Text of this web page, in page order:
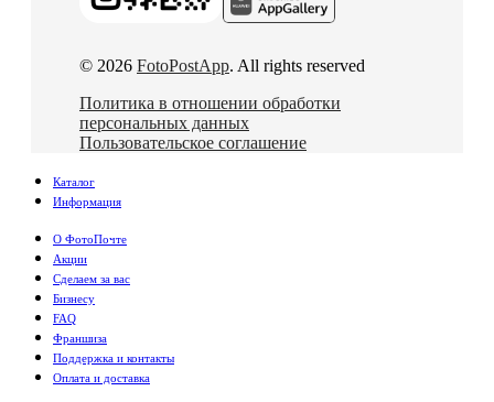
© 2026 FotoPostApp. All rights reserved
Политика в отношении обработки
персональных данных
Пользовательское соглашение
Каталог
Информация
О ФотоПочте
Акции
Сделаем за вас
Бизнесу
FAQ
Франшиза
Поддержка и контакты
Оплата и доставка